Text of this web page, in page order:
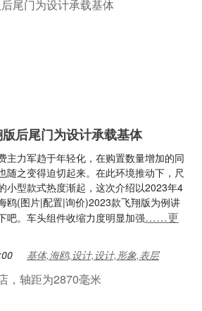
后尾门为设计承载基体
主力军趋于年轻化，在购置数量增加的同
随之变得迫切起来。在此环境推动下，尺
小型款式热度渐起，这次介绍以2023年4
鸥(图片|配置|询价)2023款飞翔版为例讲
吧。车头组件收缩力度明显加强……更
基体,海鸥,设计,设计,形象,表层